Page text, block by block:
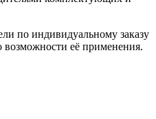
по индивидуальному заказу
возможности её применения.